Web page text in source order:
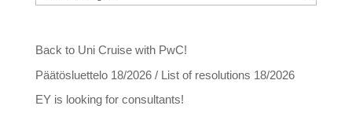
Back to Uni Cruise with PwC!
Päätösluettelo 18/2026 / List of resolutions 18/2026
EY is looking for consultants!